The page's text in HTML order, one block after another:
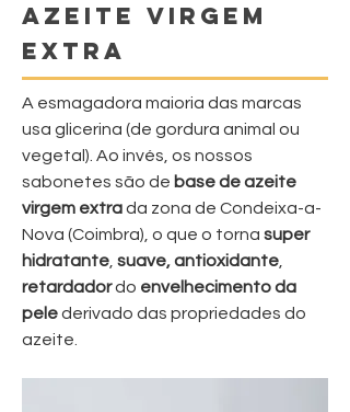
AZEITE VIRGEM
EXTRA
A esmagadora maioria das marcas
usa glicerina (de gordura animal ou
vegetal). Ao invés, os nossos
sabonetes são de base de azeite
virgem extrada zona de Condeixa-a-
Nova (Coimbra), o que o torna super
hidratante suave, antioxidante
retardadordo envelhecimento da
pelederivado das propriedades do
azeite